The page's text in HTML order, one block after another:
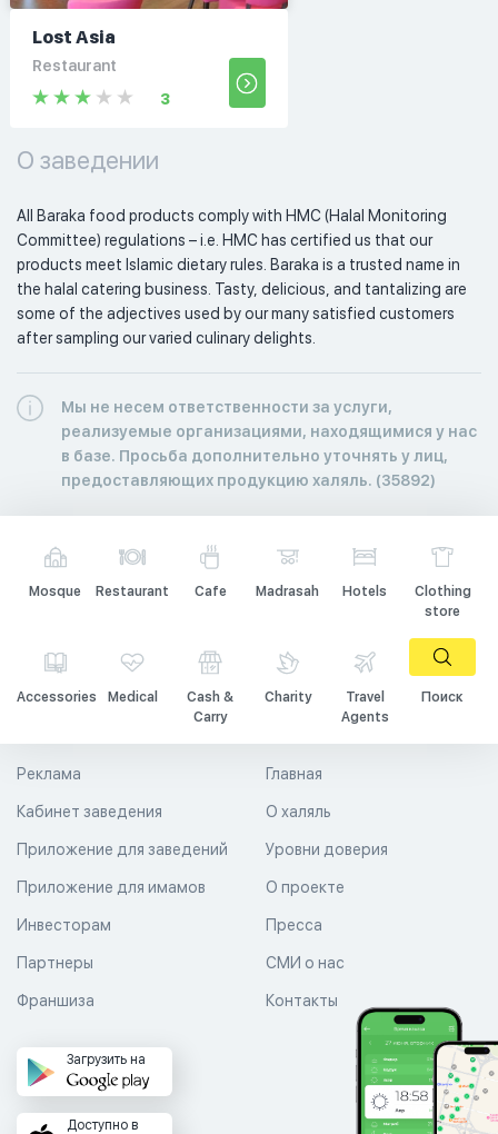
Lost Asia
Restaurant
3
О заведении
All Baraka food products comply with HMC (Halal Monitoring
Committee) regulations – i.e. HMC has certified us that our
products meet Islamic dietary rules. Baraka is a trusted name in
the halal catering business. Tasty, delicious, and tantalizing are
some of the adjectives used by our many satisfied customers
after sampling our varied culinary delights.
Мы не несем ответственности за услуги,
реализуемые организациями, находящимися у нас
в базе. Просьба дополнительно уточнять у лиц,
предоставляющих продукцию халяль. (35892)
Mosque Restaurant Cafe Madrasah Hotels
Clothing
store
Accessories Medical
Cash &
Carry
Charity
Travel
Agents
Поиск
Главная
О халяль
Уровни доверия
Реклама
Кабинет заведения
Приложение для заведений
Приложение для имамов О проекте
Пресса
СМИ о нас
Контакты
Инвесторам
Партнеры
Франшиза
Загрузить на
Доступно в